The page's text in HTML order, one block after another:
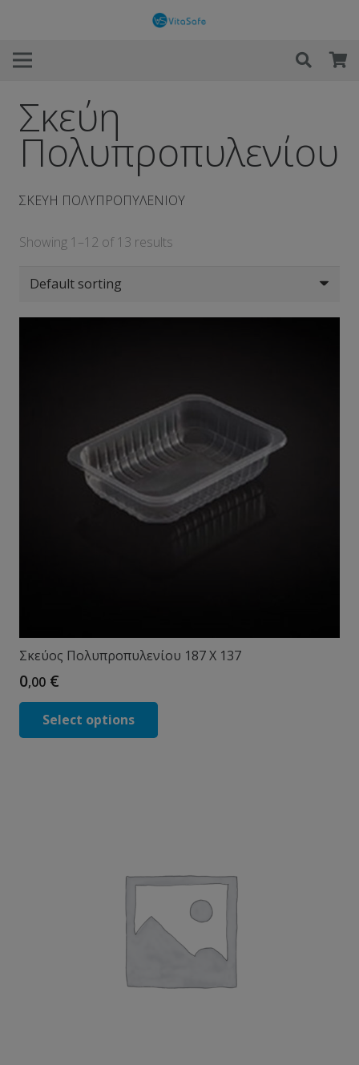
Σκεύη
Πολυπροπυλενίου
ΣΚΕΥΗ ΠΟΛΥΠΡΟΠΥΛΕΝΙΟΥ
Showing 1–12 of 13 results
Σκεύος Πολυπροπυλενίου 187 X 137
0,00 €
Select options